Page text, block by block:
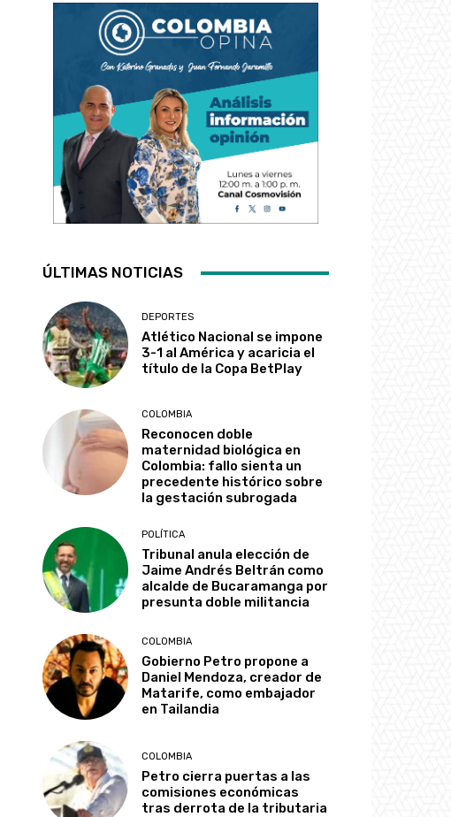
ÚLTIMAS NOTICIAS
DEPORTES
Atlético Nacional se impone
3-1 al América y acaricia el
título de la Copa BetPlay
COLOMBIA
Reconocen doble
maternidad biológica en
Colombia: fallo sienta un
precedente histórico sobre
la gestación subrogada
POLÍTICA
Tribunal anula elección de
Jaime Andrés Beltrán como
alcalde de Bucaramanga por
presunta doble militancia
COLOMBIA
Gobierno Petro propone a
Daniel Mendoza, creador de
Matarife, como embajador
en Tailandia
COLOMBIA
Petro cierra puertas a las
comisiones económicas
tras derrota de la tributaria